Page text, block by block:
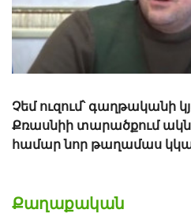
Չեմ ուզում՝ գաղթականի
Քռասնիի տարածքում
համար նոր թաղամաս
Քաղաքական